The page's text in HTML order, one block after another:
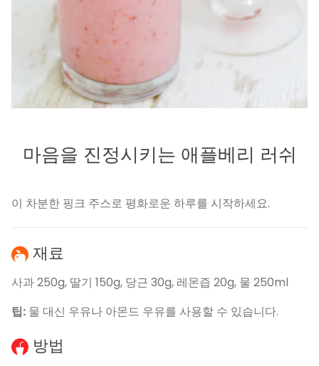
마음을 진정시키는 애플베리 러쉬
이 차분한 핑크 주스로 평화로운 하루를 시작하세요.
재료
사과 250g, 딸기 150g, 당근 30g, 레몬즙 20g, 물 250ml
팁: 물 대신 우유나 아몬드 우유를 사용할 수 있습니다.
방법